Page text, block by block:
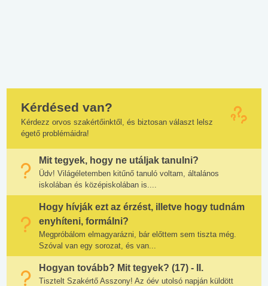
Kérdésed van?
Kérdezz orvos szakértőinktől, és biztosan választ lelsz
égető problémáidra!
Mit tegyek, hogy ne utáljak tanulni?
Üdv! Világéletemben kitűnő tanuló voltam, általános
iskolában és középiskolában is....
Hogy hívják ezt az érzést, illetve hogy tudnám
enyhíteni, formálni?
Megpróbálom elmagyarázni, bár előttem sem tiszta még.
Szóval van egy sorozat, és van...
Hogyan tovább? Mit tegyek? (17) - II.
Tisztelt Szakértő Asszony! Az óév utolsó napján küldött